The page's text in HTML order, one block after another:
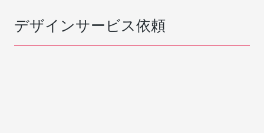
デザインサービス依頼